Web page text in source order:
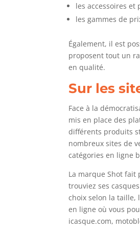
les accessoires et
les gammes de
Également, il est
proposent tout un
en qualité.
Sur les
Face à la
mis en place des
différents produits
nombreux sites de
catégories en ligne
La marque Shot fait
trouviez ses
choix selon la taille,
en ligne où vous
icasque.com,